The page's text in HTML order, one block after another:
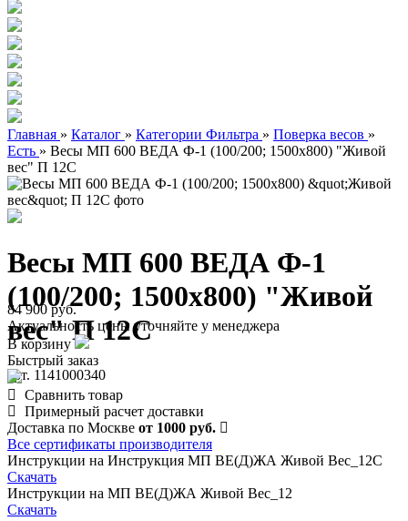
Главная » Каталог » Категории Фильтра » Поверка весов »
Есть » Весы МП 600 ВЕДА Ф-1 (100/200; 1500х800) "Живой
вес" П 12С
Весы МП 600 ВЕДА Ф-1
(100/200; 1500х800) "Живой
вес" П 12С
арт. 1141000340
84 900 руб.
Актуальность цены уточняйте у менеджера
В корзину
Быстрый заказ
Сравнить товар
Примерный расчет доставки
Доставка по Москве от 1000 руб.
Все сертификаты производителя
Инструкции на Инструкция МП ВE(Д)ЖА Живой Вес_12С
Скачать
Инструкции на МП ВЕ(Д)ЖА Живой Вес_12
Скачать